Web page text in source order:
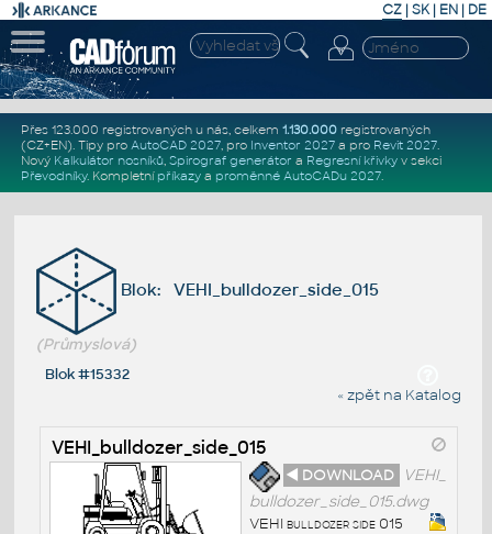
CZ | SK| EN | DE
Přes 123.000 registrovaných u nás, celkem 1.130.000registrovaných
(CZ+EN). Tipy pro AutoCAD 2027, pro Inventor 2027a pro Revit 2027.
Nový Kalkulátor nosníků, Spirograf generátor a Regresní křivkyv sekci
Převodníky. Kompletní příkazya proměnné AutoCADu 2027.
Blok: VEHI_bulldozer_side_015
(Průmyslová)
Blok #15332
« zpět na Katalog
VEHI_bulldozer_side_015
◄ DOWNLOAD
VEHI_
bulldozer_side_015.dwg
VEHI bulldozer side 015